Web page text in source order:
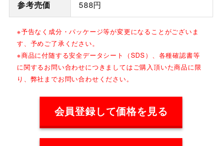
参考売価 588円
※予告なく成分・パッケージ等が変更になることがございま
す、予めご了承ください。
※商品に付随する安全データシート（SDS）、各種確認書等
に関するお問い合わせにつきましてはご購入頂いた商品に限
り、弊社までお問い合わせください。
会員登録して価格を見る